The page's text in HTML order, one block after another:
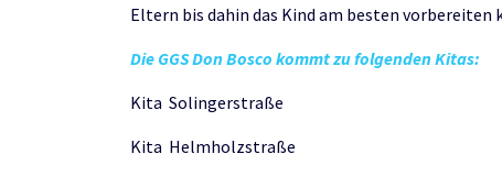
Eltern bis dahin das Kind am besten vorbereiten
Die GGS Don Bosco kommt zu folgenden Kitas:
Kita Solingerstraße
Kita Helmholzstraße